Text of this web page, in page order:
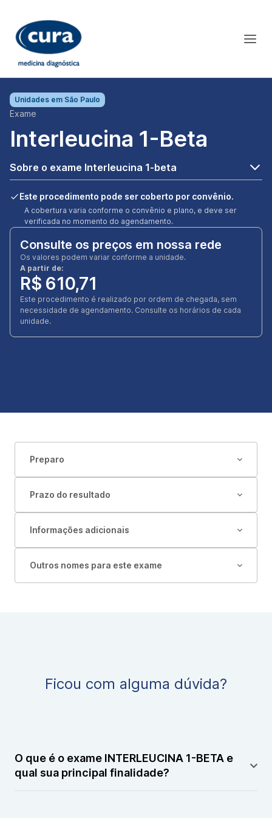
Unidades em São Paulo
Exame
Interleucina 1-Beta
Sobre o exame Interleucina 1-beta
Este procedimento pode ser coberto por convênio.
A cobertura varia conforme o convênio e plano, e deve ser
verificada no momento do agendamento.
Consulte os preços em nossa rede
Os valores podem variar conforme a unidade.
A partir de:
R$ 610,71
Este procedimento é realizado por ordem de chegada, sem
necessidade de agendamento. Consulte os horários de cada
unidade.
Preparo
Prazo do resultado
Informações adicionais
Outros nomes para este exame
Ficou com alguma dúvida?
O que é o exame INTERLEUCINA 1-BETA e
qual sua principal finalidade?